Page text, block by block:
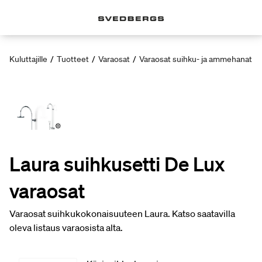
Kuluttajille / Tuotteet / Varaosat / Varaosat suihku- ja ammehanat
Laura suihkusetti De Lux
varaosat
Varaosat suihkukokonaisuuteen Laura. Katso saatavilla
oleva listaus varaosista alta.